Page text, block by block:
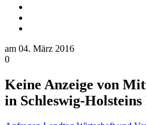
am 04. März 2016
0
Keine Anzeige von
in Schleswig-